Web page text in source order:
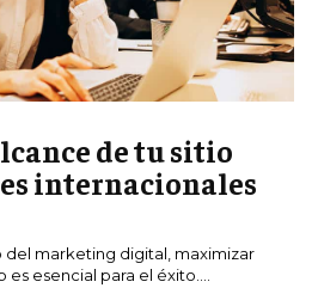
de tu sitio
internacionales
marketing digital, maximizar
esencial para el éxito....